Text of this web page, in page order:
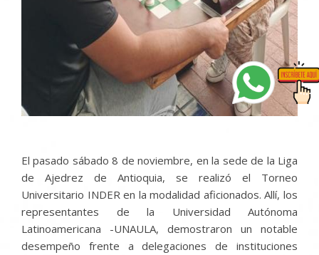
El pasado sábado 8 de noviembre, en la sede de la Liga
de Ajedrez de Antioquia, se realizó el Torneo
Universitario INDER en la modalidad aficionados. Allí, los
representantes de la Universidad Autónoma
Latinoamericana -UNAULA, demostraron un notable
desempeño frente a delegaciones de instituciones